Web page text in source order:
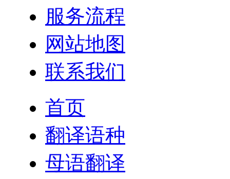
服务流程
网站地图
联系我们
首页
翻译语种
母语翻译